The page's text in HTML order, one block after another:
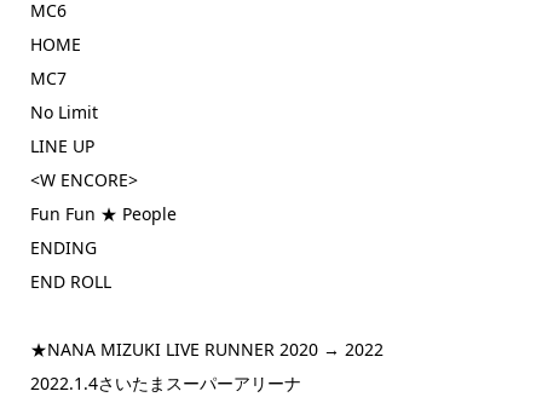
MC6
HOME
MC7
No Limit
LINE UP
<W ENCORE>
Fun Fun ★ People
ENDING
END ROLL
★NANA MIZUKI LIVE RUNNER 2020 → 2022
2022.1.4さいたまスーパーアリーナ